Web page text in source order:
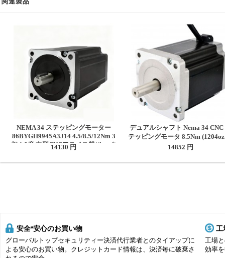
NEMA 34 ステッピングモーター
86BYGH9945A3J14 4.5/8.5/12Nm 3
相 1.8度 中型CNCフライス盤/ルータ
14130 円
デュアルシャフト Nema 34 CNC
テッピングモータ 8.5Nm
5A 86x114mm
14852 円
安全*安心のお買い物
グローバルトップセキュリティー決済代行業者とのタイアップに
よる安心のお買い物。クレジットカード情報は、決済毎に破棄さ
工
工場
効率